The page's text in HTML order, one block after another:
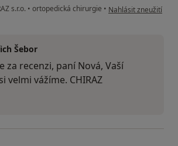
s.r.o. • ortopedická chirurgie • podle názoru
Nahlásit zneužití
Šebor
za recenzi, paní Nová, Vaší
velmi vážíme. CHIRAZ